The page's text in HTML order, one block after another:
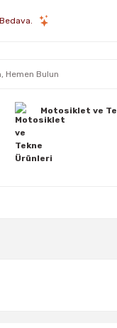
Motosiklet ve